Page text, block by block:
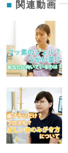
関連動画